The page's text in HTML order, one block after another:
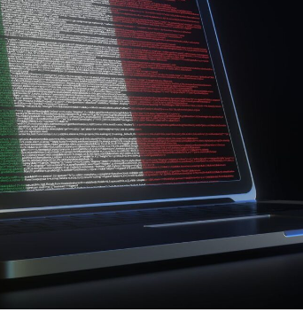
Attacchi hacker e Malware: le ultime